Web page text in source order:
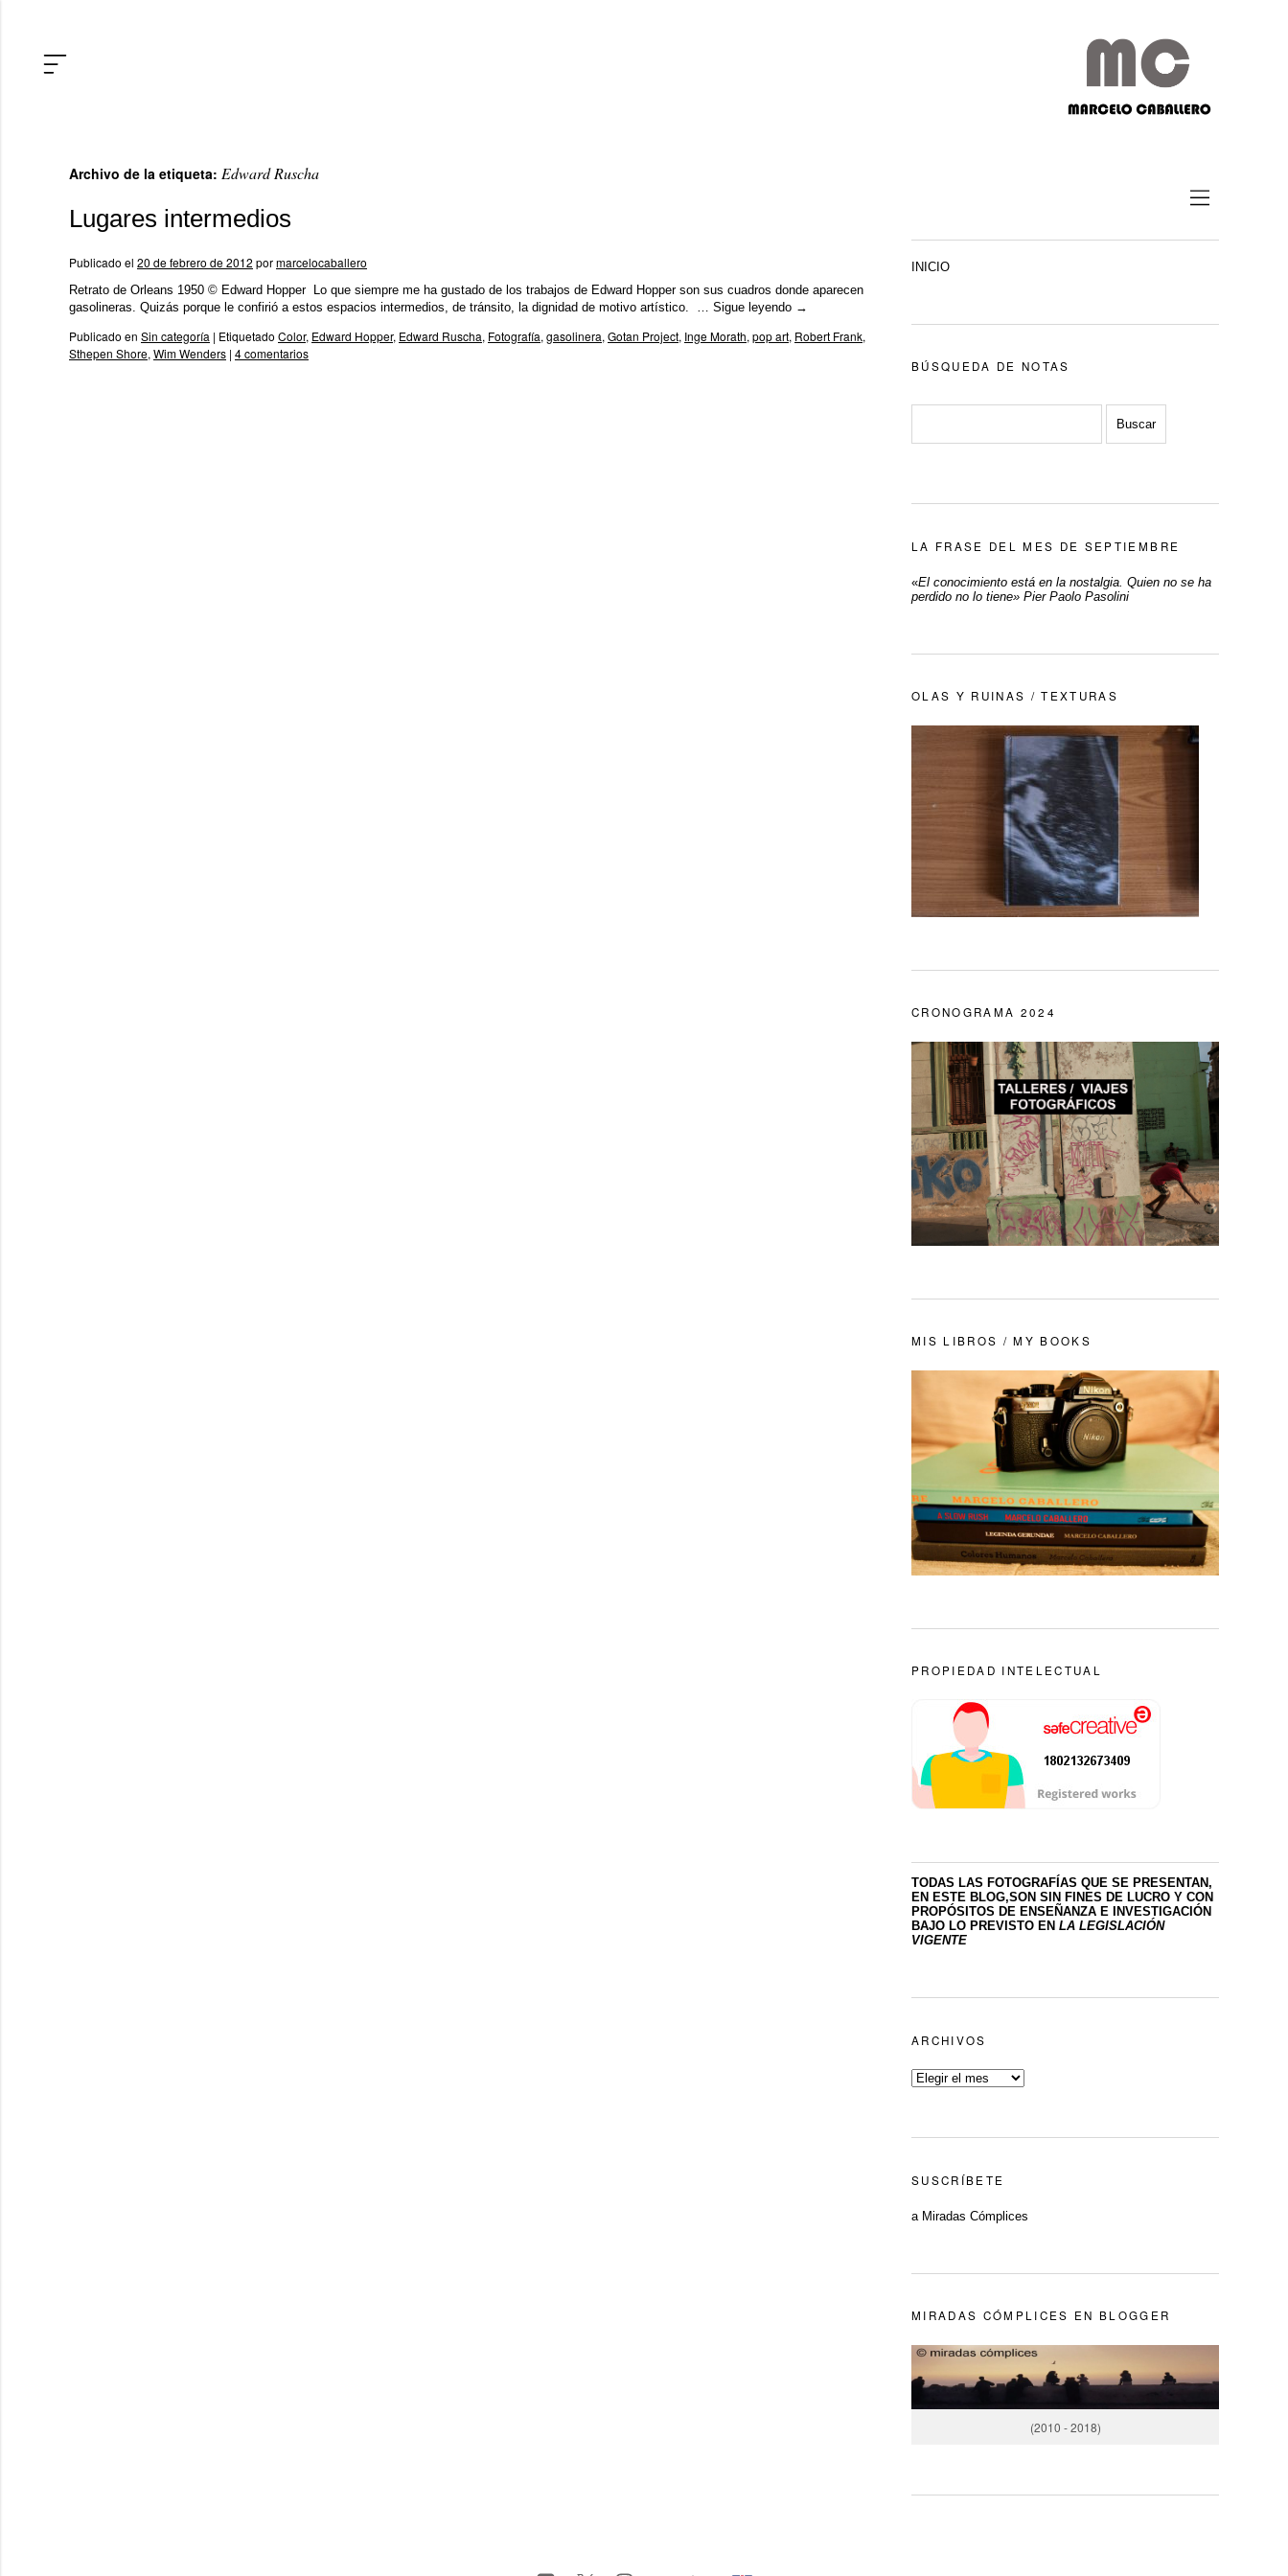
Archivo de la etiqueta: Edward Ruscha
Lugares intermedios
Publicado el 20 de febrero de 2012 pormarcelocaballero
Retrato de Orleans 1950 © Edward Hopper Lo que siempre me ha gustado de los trabajos de Edward Hopper son sus cuadros donde aparecen
gasolineras. Quizás porque le confirió a estos espacios intermedios, de tránsito, la dignidad de motivo artístico. … Sigue leyendo →
Publicado en Sin categoría | Etiquetado Color, Edward Hopper, Edward Ruscha, Fotografía, gasolinera, Gotan Project, Inge Morath, pop art, Robert Frank,
Sthepen Shore, Wim Wenders | 4 comentarios
INICIO
BÚSQUEDA DE NOTAS
LA FRASE DEL MES DE SEPTIEMBRE
«El conocimiento está en la nostalgia. Quien no se ha
perdido no lo tiene» Pier Paolo Pasolini
OLAS Y RUINAS / TEXTURAS
CRONOGRAMA 2024
MIS LIBROS / MY BOOKS
PROPIEDAD INTELECTUAL
TODAS LAS FOTOGRAFÍAS QUE SE PRESENTAN,
EN ESTE BLOG,SON SIN FINES DE LUCRO Y CON
PROPÓSITOS DE ENSEÑANZA E INVESTIGACIÓN
BAJO LO PREVISTO EN LA LEGISLACIÓN
VIGENTE
ARCHIVOS
SUSCRÍBETE
a Miradas Cómplices
MIRADAS CÓMPLICES EN BLOGGER
(2010 - 2018)